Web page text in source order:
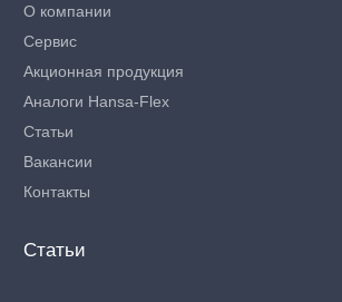
О компании
Сервис
Акционная продукция
Аналоги Hansa-Flex
Статьи
Вакансии
Контакты
Статьи